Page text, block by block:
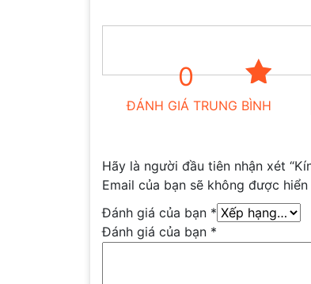
0
ĐÁNH GIÁ TRUNG BÌNH
Hãy là người đầu tiên nhận xét
Email của bạn sẽ không được
Đánh giá của bạn *
Đánh giá của bạn *